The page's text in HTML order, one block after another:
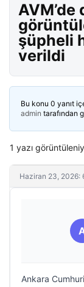
AVM’de
şüpheli
verildi
Bu konu 0 yanıt
admin tarafından
1 yazı
Haziran 23, 2026:
Ankara